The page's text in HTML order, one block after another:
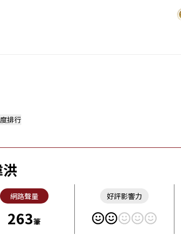
排行
網路聲量
263筆
好評影響力